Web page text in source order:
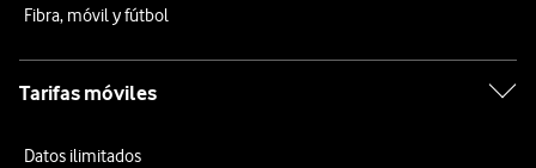
Fibra, móvil y fútbol
Tarifas móviles
Datos ilimitados